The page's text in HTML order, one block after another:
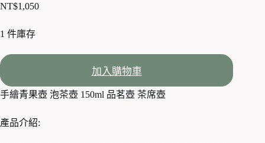
NT$1,050
1 件庫存
加入購物車
手繪青果壺 泡茶壺 150ml 品茗壺 茶席壺
產品介紹: